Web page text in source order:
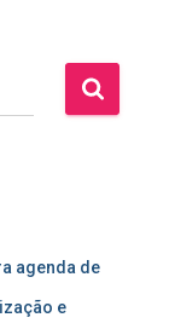
agenda de
e